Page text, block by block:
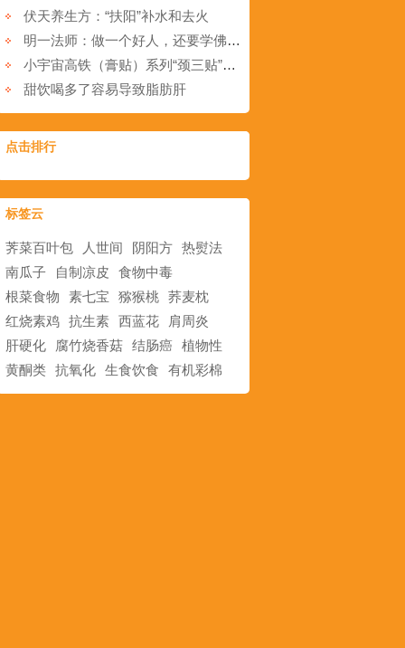
伏天养生方：“扶阳”补水和去火
明一法师：做一个好人，还要学佛干什么？
小宇宙高铁（膏贴）系列“颈三贴”让颈椎病患者离苦得乐
甜饮喝多了容易导致脂肪肝
点击排行
标签云
荠菜百叶包 人世间 阴阳方 热熨法
南瓜子
自制凉皮
食物中毒
根菜食物
素七宝 猕猴桃 荞麦枕
红烧素鸡 抗生素 西蓝花
肩周炎
肝硬化
腐竹烧香菇 结肠癌 植物性
黄酮类 抗氧化 生食饮食 有机彩棉